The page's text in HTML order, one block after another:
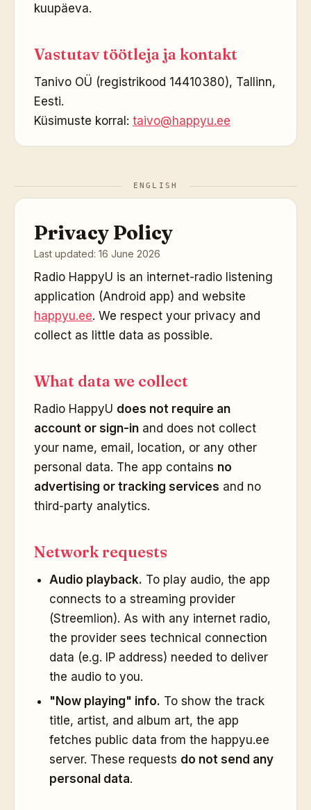
kuupäeva.
Vastutav töötleja ja kontakt
Tanivo OÜ (registrikood 14410380), Tallinn,
Eesti.
Küsimuste korral: taivo@happyu.ee
ENGLISH
Privacy Policy
Last updated: 16 June 2026
Radio HappyU is an internet-radio listening
application (Android app) and website
happyu.ee. We respect your privacy and
collect as little data as possible.
What data we collect
Radio HappyU does not require an
account or sign-in and does not collect
your name, email, location, or any other
personal data. The app contains no
advertising or tracking services and no
third-party analytics.
Network requests
Audio playback. To play audio, the app
connects to a streaming provider
(Streemlion). As with any internet radio,
the provider sees technical connection
data (e.g. IP address) needed to deliver
the audio to you.
"Now playing" info. To show the track
title, artist, and album art, the app
fetches public data from the happyu.ee
server. These requests do not send any
personal data.